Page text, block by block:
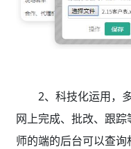
2、科技化运用，
网上完成、批改、跟
师的端的后台可以查